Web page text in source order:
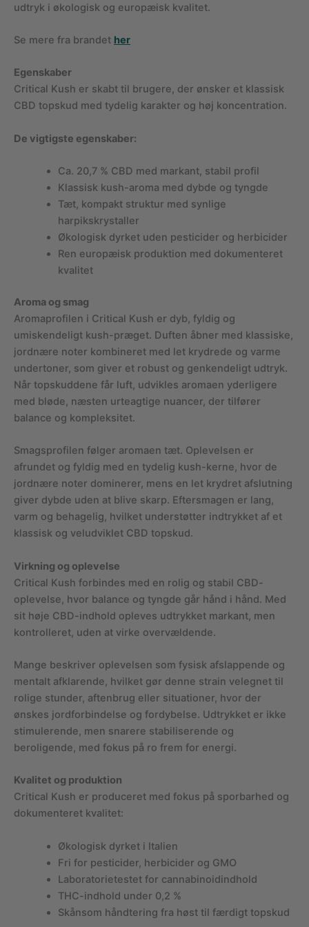
udtryk i økologisk og europæisk kvalitet.
Se mere fra brandet her
Egenskaber
Critical Kush er skabt til brugere, der ønsker et klassisk
CBD topskud med tydelig karakter og høj koncentration.
De vigtigste egenskaber:
Ca. 20,7 % CBD med markant, stabil profil
Klassisk kush-aroma med dybde og tyngde
Tæt, kompakt struktur med synlige
harpikskrystaller
Økologisk dyrket uden pesticider og herbicider
Ren europæisk produktion med dokumenteret
kvalitet
Aroma og smag
Aromaprofilen i Critical Kush er dyb, fyldig og
umiskendeligt kush-præget. Duften åbner med klassiske,
jordnære noter kombineret med let krydrede og varme
undertoner, som giver et robust og genkendeligt udtryk.
Når topskuddene får luft, udvikles aromaen yderligere
med bløde, næsten urteagtige nuancer, der tilfører
balance og kompleksitet.
Smagsprofilen følger aromaen tæt. Oplevelsen er
afrundet og fyldig med en tydelig kush-kerne, hvor de
jordnære noter dominerer, mens en let krydret afslutning
giver dybde uden at blive skarp. Eftersmagen er lang,
varm og behagelig, hvilket understøtter indtrykket af et
klassisk og veludviklet CBD topskud.
Virkning og oplevelse
Critical Kush forbindes med en rolig og stabil CBD-
oplevelse, hvor balance og tyngde går hånd i hånd. Med
sit høje CBD-indhold opleves udtrykket markant, men
kontrolleret, uden at virke overvældende.
Mange beskriver oplevelsen som fysisk afslappende og
mentalt afklarende, hvilket gør denne strain velegnet til
rolige stunder, aftenbrug eller situationer, hvor der
ønskes jordforbindelse og fordybelse. Udtrykket er ikke
stimulerende, men snarere stabiliserende og
beroligende, med fokus på ro frem for energi.
Kvalitet og produktion
Critical Kush er produceret med fokus på sporbarhed og
dokumenteret kvalitet:
Økologisk dyrket i Italien
Fri for pesticider, herbicider og GMO
Laboratorietestet for cannabinoidindhold
THC-indhold under 0,2 %
Skånsom håndtering fra høst til færdigt topskud